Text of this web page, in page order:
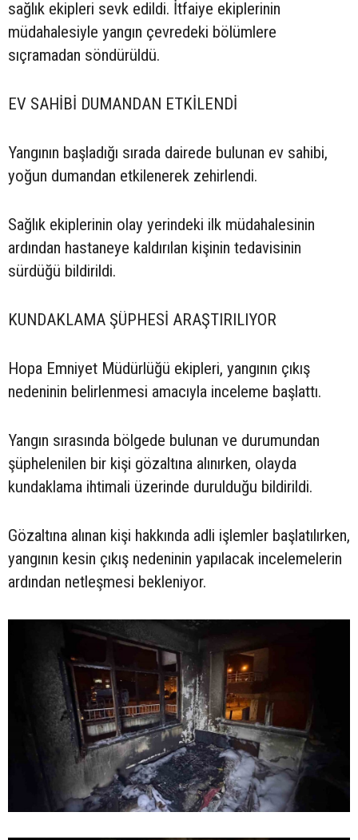
sağlık ekipleri sevk edildi. İtfaiye ekiplerinin
müdahalesiyle yangın çevredeki bölümlere
sıçramadan söndürüldü.
EV SAHİBİ DUMANDAN ETKİLENDİ
Yangının başladığı sırada dairede bulunan ev sahibi,
yoğun dumandan etkilenerek zehirlendi.
Sağlık ekiplerinin olay yerindeki ilk müdahalesinin
ardından hastaneye kaldırılan kişinin tedavisinin
sürdüğü bildirildi.
KUNDAKLAMA ŞÜPHESİ ARAŞTIRILIYOR
Hopa Emniyet Müdürlüğü ekipleri, yangının çıkış
nedeninin belirlenmesi amacıyla inceleme başlattı.
Yangın sırasında bölgede bulunan ve durumundan
şüphelenilen bir kişi gözaltına alınırken, olayda
kundaklama ihtimali üzerinde durulduğu bildirildi.
Gözaltına alınan kişi hakkında adli işlemler başlatılırken,
yangının kesin çıkış nedeninin yapılacak incelemelerin
ardından netleşmesi bekleniyor.